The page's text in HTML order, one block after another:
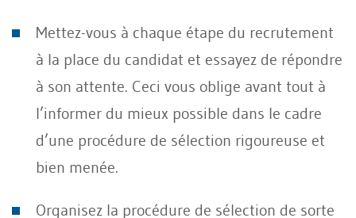
Mettez-vous à chaque étape du recrutement
à la place du candidat et essayez de répondre
à son attente. Ceci vous oblige avant tout à
l’informer du mieux possible dans le cadre
d’une procédure de sélection rigoureuse et
bien menée.
Organisez la procédure de sélection de sorte